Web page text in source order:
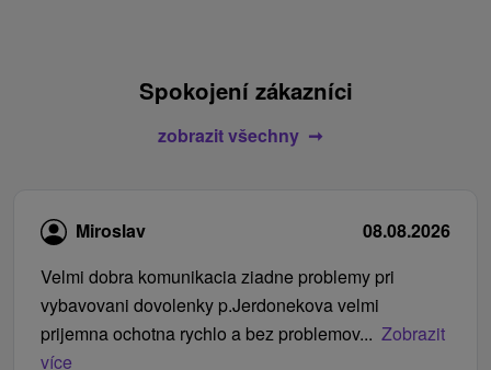
Spokojení zákazníci
zobrazit všechny
Miroslav
08.08.2026
Velmi dobra komunikacia ziadne problemy pri
vybavovani dovolenky p.Jerdonekova velmi
prijemna ochotna rychlo a bez problemov... Zobrazit
více